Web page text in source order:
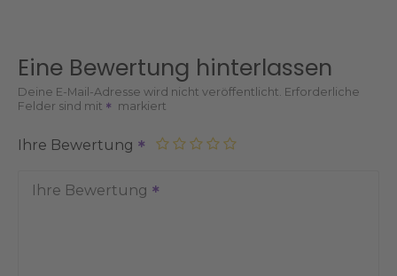
Eine Bewertung hinterlassen
Deine E-Mail-Adresse wird nicht veröffentlicht. Erforderliche
Felder sind mit
markiert
Ihre Bewertung
Ihre Bewertung